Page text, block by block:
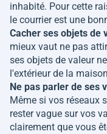
inhabité. Pour cette
le courrier est une
Cacher ses objets de
mieux vaut ne pas
ses objets de valeur
l'extérieur de la
Ne pas parler de ses
Même si vos réseaux
rester vague sur vos
clairement que vous